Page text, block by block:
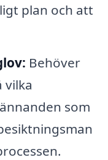
plan och att
Behöver
vilka
som